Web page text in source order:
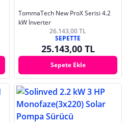
TommaTech New ProX Serisi 4.2
kW İnverter
26.143,00 TL
SEPETTE
25.143,00 TL
Sepete Ekle